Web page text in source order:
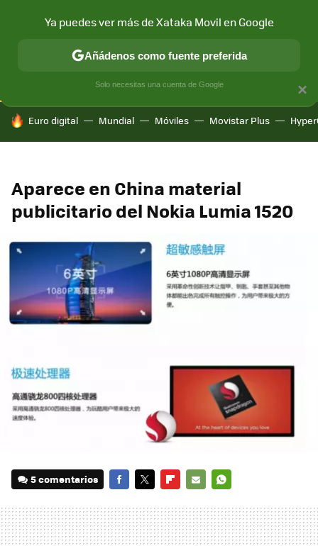
CONECTIVIDAD MÓVIL Y SOCIEDAD APLICACIONES
HOY SE HABLA DE
Euro digital Mundial Móviles Movistar Plus
Aparece en China material
publicitario del Nokia Lumia 1520
5 comentarios
MAIL
×
Ya puedes ver más de Xataka Movil en Google
Añádenos como fuente preferida
Solo necesitas una cuenta de Google